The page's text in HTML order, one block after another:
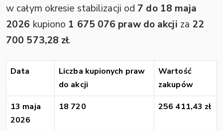
w całym okresie stabilizacji od 7 do 18 maja
2026 kupiono 1 675 076 praw do akcji za 22
700 573,28 zł.
Data
Liczba kupionych praw
do akcji
Wartość
zakupów
13 maja
2026
18 720 256 411,43 zł